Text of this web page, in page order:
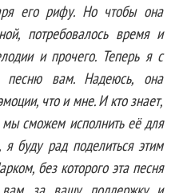
его рифу. Но чтобы она
потребовалось время и
и прочего. Теперь я с
песню вам. Надеюсь, она
что и мне. И кто знает,
сможем исполнить её для
буду рад поделиться этим
без которого эта песня